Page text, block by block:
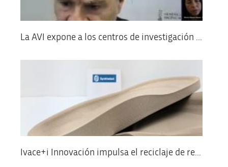
La AVI expone a los centros de investigación ...
Ivace+i Innovación impulsa el reciclaje de re...